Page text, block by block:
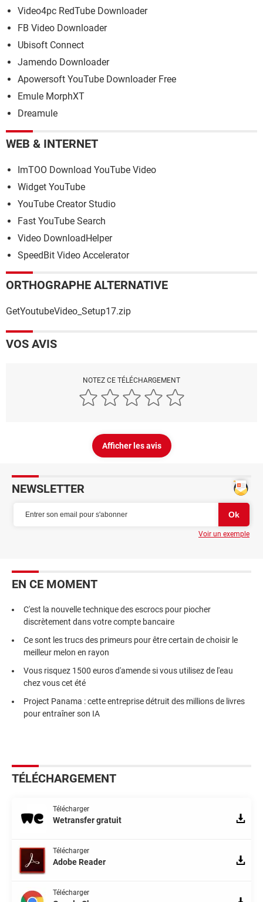
Video4pc RedTube Downloader
FB Video Downloader
Ubisoft Connect
Jamendo Downloader
Apowersoft YouTube Downloader Free
Emule MorphXT
Dreamule
WEB & INTERNET
ImTOO Download YouTube Video
Widget YouTube
YouTube Creator Studio
Fast YouTube Search
Video DownloadHelper
SpeedBit Video Accelerator
ORTHOGRAPHE ALTERNATIVE
GetYoutubeVideo_Setup17.zip
VOS AVIS
NOTEZ CE TÉLÉCHARGEMENT
Afficher les avis
NEWSLETTER
Voir un exemple
EN CE MOMENT
C'est la nouvelle technique des escrocs pour piocher
discrètement dans votre compte bancaire
Ce sont les trucs des primeurs pour être certain de choisir le
meilleur melon en rayon
Vous risquez 1500 euros d'amende si vous utilisez de l'eau
chez vous cet été
Project Panama : cette entreprise détruit des millions de livres
pour entraîner son IA
TÉLÉCHARGEMENT
Télécharger
Wetransfer gratuit
Télécharger
Adobe Reader
Télécharger